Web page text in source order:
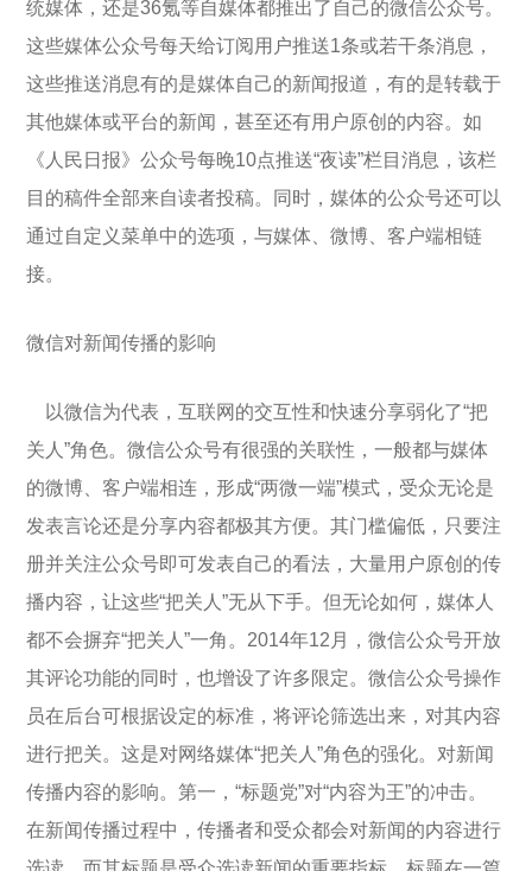
统媒体，还是36氪等自媒体都推出了自己的微信公众号。
这些媒体公众号每天给订阅用户推送1条或若干条消息，
这些推送消息有的是媒体自己的新闻报道，有的是转载于
其他媒体或平台的新闻，甚至还有用户原创的内容。如
《人民日报》公众号每晚10点推送“夜读”栏目消息，该栏
目的稿件全部来自读者投稿。同时，媒体的公众号还可以
通过自定义菜单中的选项，与媒体、微博、客户端相链
接。
微信对新闻传播的影响
以微信为代表，互联网的交互性和快速分享弱化了“把
关人”角色。微信公众号有很强的关联性，一般都与媒体
的微博、客户端相连，形成“两微一端”模式，受众无论是
发表言论还是分享内容都极其方便。其门槛偏低，只要注
册并关注公众号即可发表自己的看法，大量用户原创的传
播内容，让这些“把关人”无从下手。但无论如何，媒体人
都不会摒弃“把关人”一角。2014年12月，微信公众号开放
其评论功能的同时，也增设了许多限定。微信公众号操作
员在后台可根据设定的标准，将评论筛选出来，对其内容
进行把关。这是对网络媒体“把关人”角色的强化。对新闻
传播内容的影响。第一，“标题党”对“内容为王”的冲击。
在新闻传播过程中，传播者和受众都会对新闻的内容进行